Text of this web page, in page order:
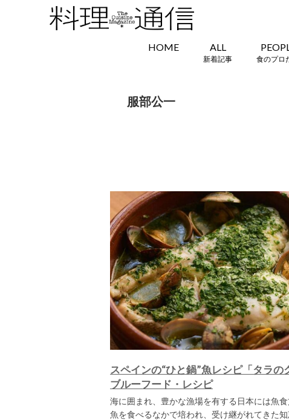
HOME ALL
新着記事 食のプロ
服部公一
スペインの“ひと鍋”魚レシピ「タラの
ブルーフード・レシピ
海に囲まれ、豊かな漁場を有する日本には魚食
魚を食べるなかで培われ、受け継がれてきた